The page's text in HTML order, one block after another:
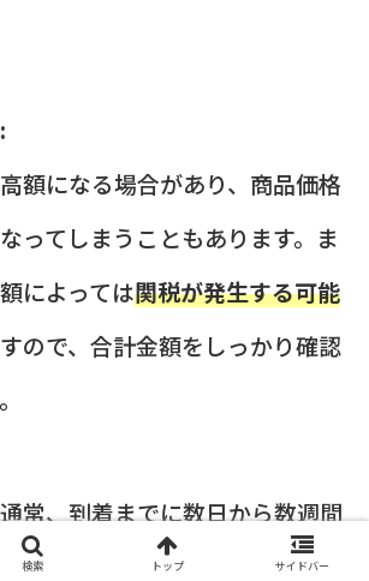
額になる場合があり、商品価格
ってしまうこともあります。ま
によっては関税が発生する可能
ので、合計金額をしっかり確認
常、到着までに数日から数週間
あります。急いでいる場合は、
検索 トップ サイドバー